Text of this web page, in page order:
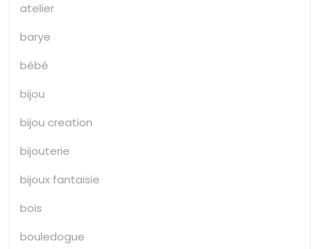
atelier
barye
bébé
bijou
bijou creation
bijouterie
bijoux fantaisie
bois
bouledogue